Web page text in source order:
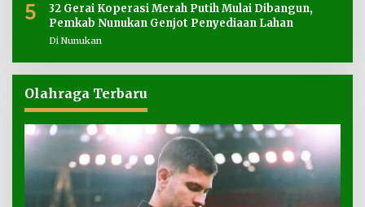
5
32 Gerai Koperasi Merah Putih Mulai Dibangun,
Pemkab Nunukan Genjot Penyediaan Lahan
Di Nunukan
Olahraga Terbaru